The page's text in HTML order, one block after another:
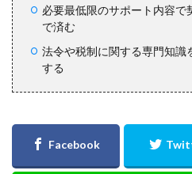
必要最低限のサポート内容で
で済む
法令や税制に関する専門知識
する